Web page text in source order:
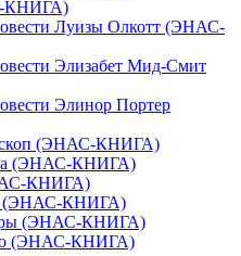
КНИГА)
Луизы Олкотт (ЭНАС-
Элизабет Мид-Смит
Элинор Портер
(ЭНАС-КНИГА)
(ЭНАС-КНИГА)
КНИГА)
(ЭНАС-КНИГА)
(ЭНАС-КНИГА)
(ЭНАС-КНИГА)